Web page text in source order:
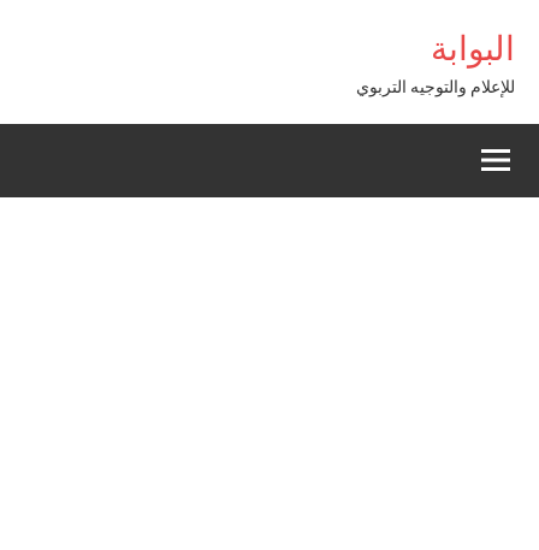
contenu
البوابة
للإعلام والتوجيه التربوي